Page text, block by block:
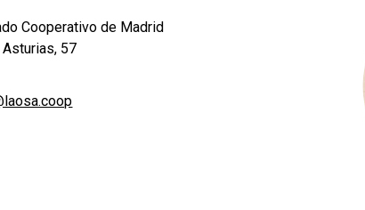
Cooperativo de Madrid
Asturias, 57